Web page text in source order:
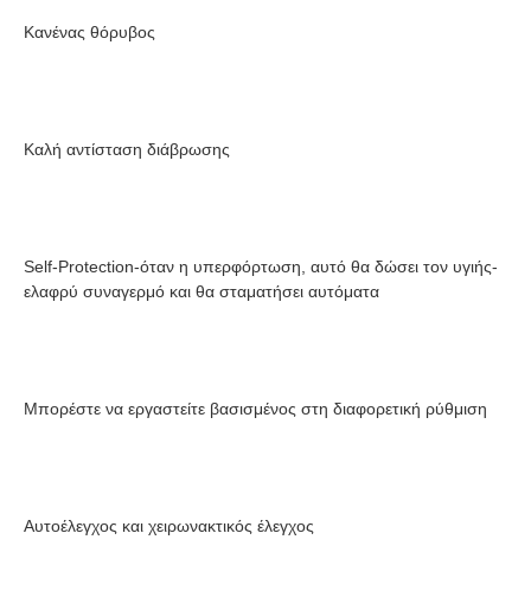
Κανένας θόρυβος
Καλή αντίσταση διάβρωσης
Self-Protection-όταν η υπερφόρτωση, αυτό θα δώσει τον υγιής-
ελαφρύ συναγερμό και θα σταματήσει αυτόματα
Μπορέστε να εργαστείτε βασισμένος στη διαφορετική ρύθμιση
Αυτοέλεγχος και χειρωνακτικός έλεγχος